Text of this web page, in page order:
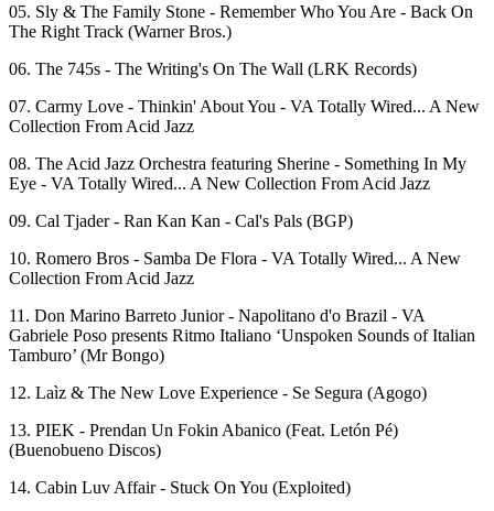
05. Sly & The Family Stone - Remember Who You Are - Back On
The Right Track (Warner Bros.)
06. The 745s - The Writing's On The Wall (LRK Records)
07. Carmy Love - Thinkin' About You - VA Totally Wired... A New
Collection From Acid Jazz
08. The Acid Jazz Orchestra featuring Sherine - Something In My
Eye - VA Totally Wired... A New Collection From Acid Jazz
09. Cal Tjader - Ran Kan Kan - Cal's Pals (BGP)
10. Romero Bros - Samba De Flora - VA Totally Wired... A New
Collection From Acid Jazz
11. Don Marino Barreto Junior - Napolitano d'o Brazil - VA
Gabriele Poso presents Ritmo Italiano ‘Unspoken Sounds of Italian
Tamburo’ (Mr Bongo)
12. Laìz & The New Love Experience - Se Segura (Agogo)
13. PIEK - Prendan Un Fokin Abanico (Feat. Letón Pé)
(Buenobueno Discos)
14. Cabin Luv Affair - Stuck On You (Exploited)